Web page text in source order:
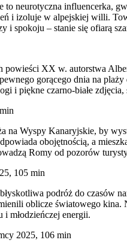
neurotyczna influencerka,
i izoluje w alpejskiej willi.
i spokoju – stanie się ofiarą
XX w. autorstwa
gorącego dnia na
i piękne czarno-białe
Wyspy Kanaryjskie, by
obojętnością, a
Romy od pozorów
105 min
podróż do czasów
oblicze światowego
i młodzieńczej energii.
2025, 106 min